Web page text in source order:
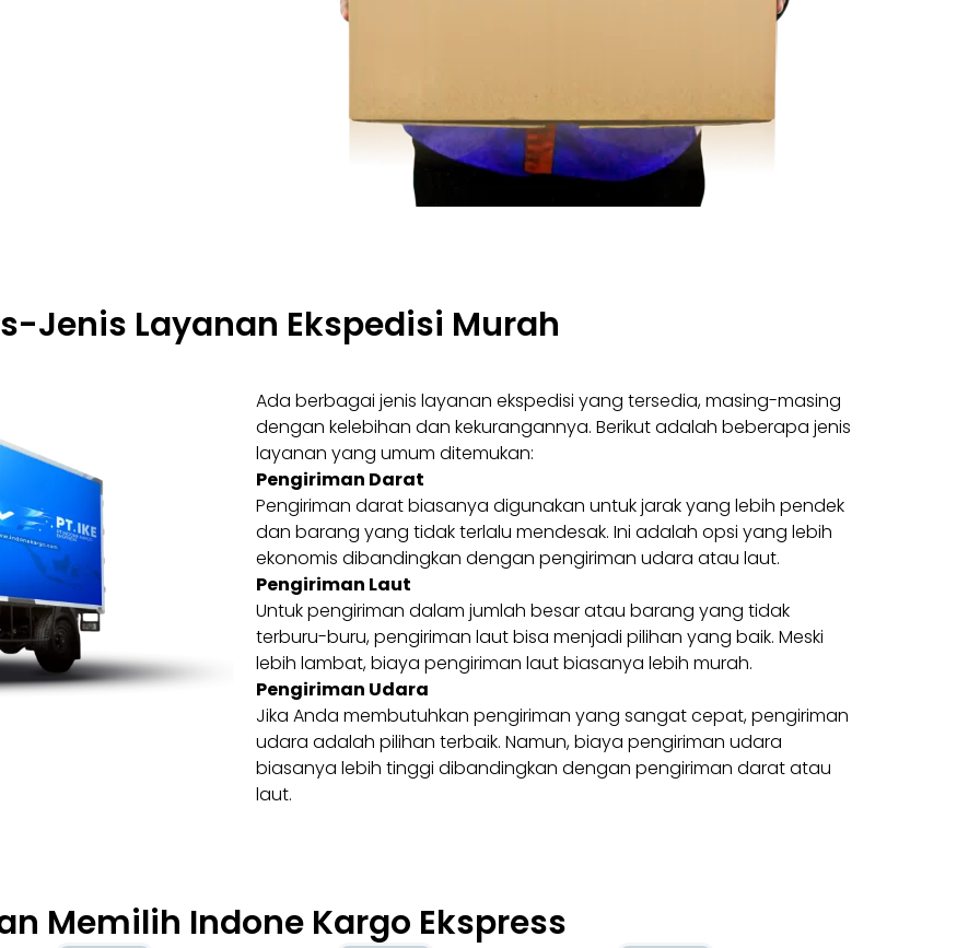
Jenis Layanan Ekspedisi Murah
Ada berbagai jenis layanan ekspedisi yang tersedia, masing-masing
dengan kelebihan dan kekurangannya. Berikut adalah beberapa jenis
layanan yang umum ditemukan:
Pengiriman Darat
Pengiriman darat biasanya digunakan untuk jarak yang lebih pendek
dan barang yang tidak terlalu mendesak. Ini adalah opsi yang lebih
ekonomis dibandingkan dengan pengiriman udara atau laut.
Pengiriman Laut
Untuk pengiriman dalam jumlah besar atau barang yang tidak
terburu-buru, pengiriman laut bisa menjadi pilihan yang baik. Meski
lebih lambat, biaya pengiriman laut biasanya lebih murah.
Pengiriman Udara
Jika Anda membutuhkan pengiriman yang sangat cepat, pengiriman
udara adalah pilihan terbaik. Namun, biaya pengiriman udara
biasanya lebih tinggi dibandingkan dengan pengiriman darat atau
laut.
Memilih Indone Kargo Ekspress